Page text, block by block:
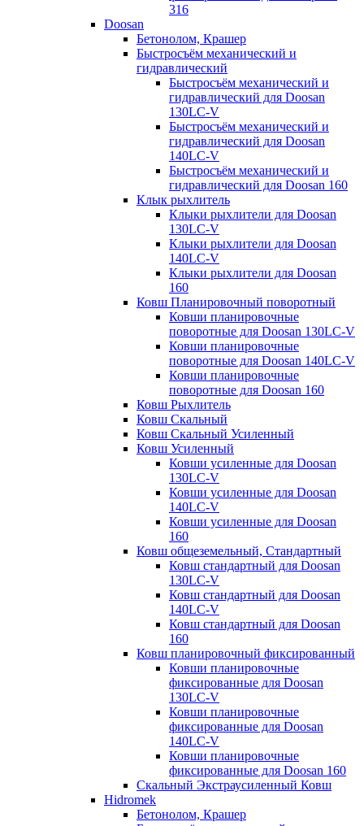
316
Doosan
Бетонолом, Крашер
Быстросъём механический и
гидравлический
Быстросъём механический и
гидравлический для Doosan
130LC-V
Быстросъём механический и
гидравлический для Doosan
140LC-V
Быстросъём механический и
гидравлический для Doosan 160
Клык рыхлитель
Клыки рыхлители для Doosan
130LC-V
Клыки рыхлители для Doosan
140LC-V
Клыки рыхлители для Doosan
160
Ковш Планировочный поворотный
Ковши планировочные
поворотные для Doosan 130LC-V
Ковши планировочные
поворотные для Doosan 140LC-V
Ковши планировочные
поворотные для Doosan 160
Ковш Рыхлитель
Ковш Скальный
Ковш Скальный Усиленный
Ковш Усиленный
Ковши усиленные для Doosan
130LC-V
Ковши усиленные для Doosan
140LC-V
Ковши усиленные для Doosan
160
Ковш общеземельный, Стандартный
Ковш стандартный для Doosan
130LC-V
Ковш стандартный для Doosan
140LC-V
Ковш стандартный для Doosan
160
Ковш планировочный фиксированный
Ковши планировочные
фиксированные для Doosan
130LC-V
Ковши планировочные
фиксированные для Doosan
140LC-V
Ковши планировочные
фиксированные для Doosan 160
Скальный Экстраусиленный Ковш
Hidromek
Бетонолом, Крашер